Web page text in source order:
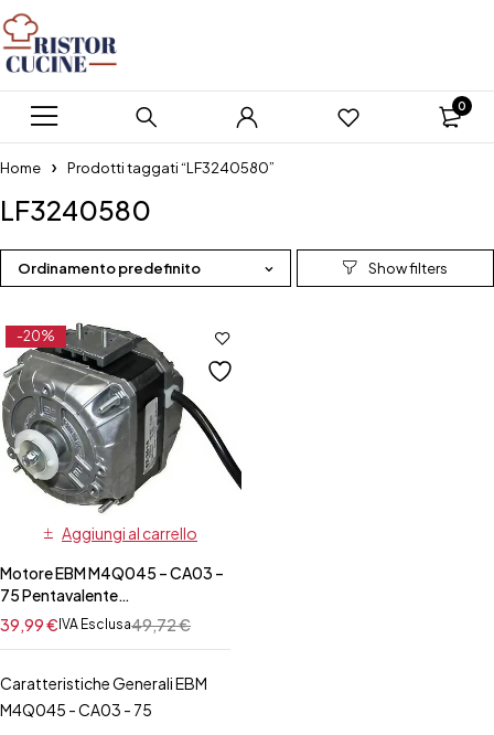
0
Home Prodotti taggati “LF3240580”
LF3240580
Ordinamento predefinito
-20%
Aggiungi al carrello
Motore EBM M4Q045 – CA03 –
75 Pentavalente
FRIULINOX/FAGOR49,72€
39,99€ IVA Esclusa
Caratteristiche Generali EBM
M4Q045 - CA03 - 75